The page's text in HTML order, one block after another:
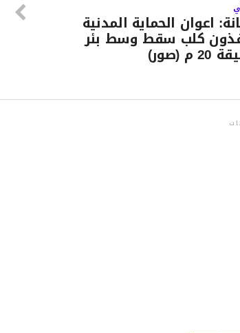
اعوان الحماية المدنية
كلب سقط وسط بئر
م (صور)